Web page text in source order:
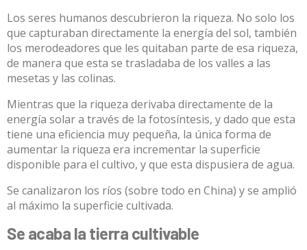
Los seres humanos descubrieron la riqueza. No solo los
que capturaban directamente la energía del sol, también
los merodeadores que les quitaban parte de esa riqueza,
de manera que esta se trasladaba de los valles a las
mesetas y las colinas.
Mientras que la riqueza derivaba directamente de la
energía solar a través de la fotosíntesis, y dado que esta
tiene una eficiencia muy pequeña, la única forma de
aumentar la riqueza era incrementar la superficie
disponible para el cultivo, y que esta dispusiera de agua.
Se canalizaron los ríos (sobre todo en China) y se amplió
al máximo la superficie cultivada.
Se acaba la tierra cultivable